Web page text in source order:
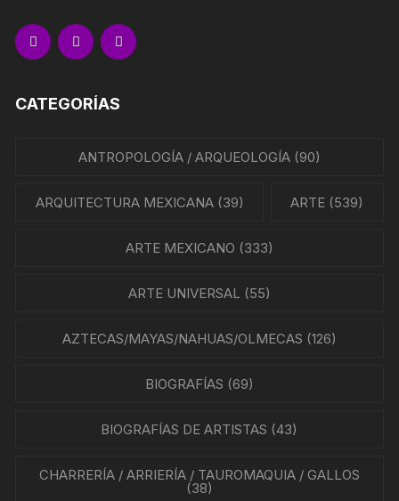
CATEGORÍAS
ANTROPOLOGÍA / ARQUEOLOGÍA(90)
ARQUITECTURA MEXICANA(39) ARTE (539)
ARTE MEXICANO (333)
ARTE UNIVERSAL (55)
AZTECAS/MAYAS/NAHUAS/OLMECAS (126)
BIOGRAFÍAS (69)
BIOGRAFÍAS DE ARTISTAS (43)
CHARRERÍA / ARRIERÍA / TAUROMAQUIA / GALLOS
(38)